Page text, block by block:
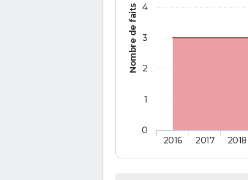
Nombre de faits
2016 2017 2018
0
1
2
3
4